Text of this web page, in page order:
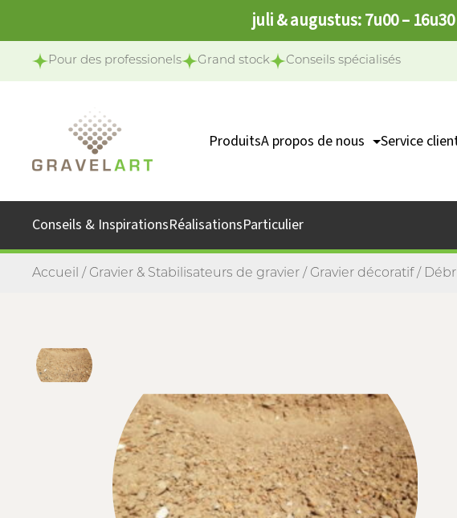
juli & augustus: 7u00 –
Pour des professionels Grand stock Conseils spécialisés
ProduitsA propos de nous
Notre mission
Service
Points de
Conseils & InspirationsRéalisationsParticulier
Accueil / Gravier & Stabilisateurs de gravier / Gravier décoratif/